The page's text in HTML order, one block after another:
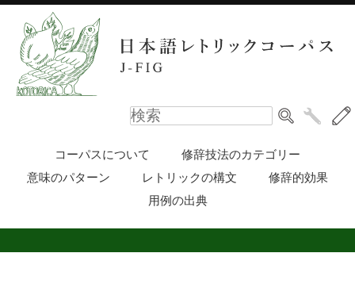
コーパスについて
修辞技法のカテゴリー
意味のパターン
レトリックの構文
修辞的効果
用例の出典